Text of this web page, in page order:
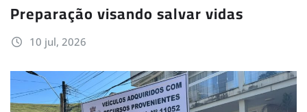
Preparação visando salvar vidas
10 jul, 2026